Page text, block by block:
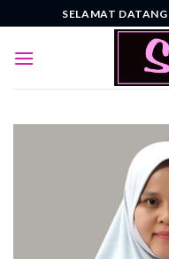
to
content
SELAMAT